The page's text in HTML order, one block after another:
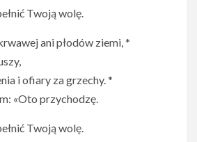
Twoją wolę.
ani płodów ziemi, *
i ofiary za grzechy. *
«Oto przychodzę.
Twoją wolę.